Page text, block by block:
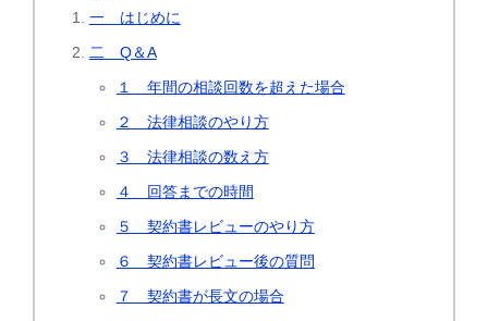
一 はじめに
二 Q＆A
１ 年間の相談回数を超えた場合
２ 法律相談のやり方
３ 法律相談の数え方
４ 回答までの時間
５ 契約書レビューのやり方
６ 契約書レビュー後の質問
７ 契約書が長文の場合